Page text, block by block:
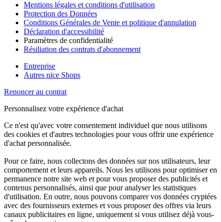
Mentions légales et conditions d'utilisation
Protection des Données
Conditions Générales de Vente et politique d'annulation
Déclaration d'accessibilité
Paramètres de confidentialité
Résiliation des contrats d'abonnement
Entreprise
Autres nice Shops
Renoncer au contrat
Personnalisez votre expérience d'achat
Ce n'est qu'avec votre consentement individuel que nous utilisons
des cookies et d'autres technologies pour vous offrir une expérience
d'achat personnalisée.
Pour ce faire, nous collectons des données sur nos utilisateurs, leur
comportement et leurs appareils. Nous les utilisons pour optimiser en
permanence notre site web et pour vous proposer des publicités et
contenus personnalisés, ainsi que pour analyser les statistiques
d'utilisation. En outre, nous pouvons comparer vos données cryptées
avec des fournisseurs externes et vous proposer des offres via leurs
canaux publicitaires en ligne, uniquement si vous utilisez déjà vous-